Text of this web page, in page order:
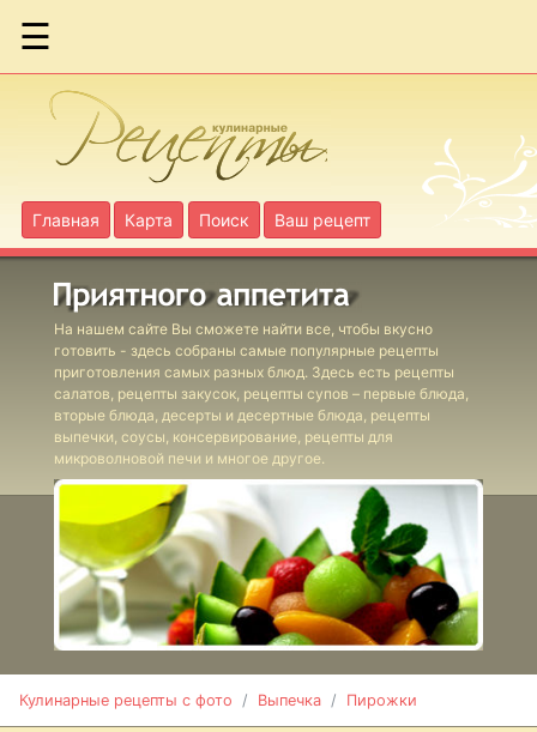
☰
Главная Карта Поиск Ваш рецепт
На нашем сайте Вы сможете найти все, чтобы вкусно
готовить - здесь собраны самые популярные рецепты
приготовления самых разных блюд. Здесь есть рецепты
салатов, рецепты закусок, рецепты супов – первые блюда,
вторые блюда, десерты и десертные блюда, рецепты
выпечки, соусы, консервирование, рецепты для
микроволновой печи и многое другое.
Кулинарные рецепты с фото Выпечка Пирожки
Мини-
чебуреки
Пирожки
Корнуоллские
Пирожки с
мясом
Пирожки с
тыквой
"Раковины" с
мидиями
Расстегаи по-